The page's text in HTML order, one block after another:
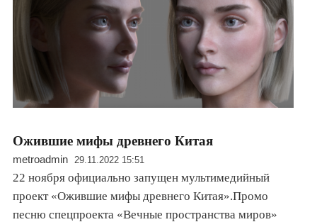
Ожившие мифы древнего Китая
metroadmin 29.11.2022 15:51
22 ноября официально запущен мультимедийный
проект «Ожившие мифы древнего Китая».Промо
песню спецпроекта «Вечные пространства миров»